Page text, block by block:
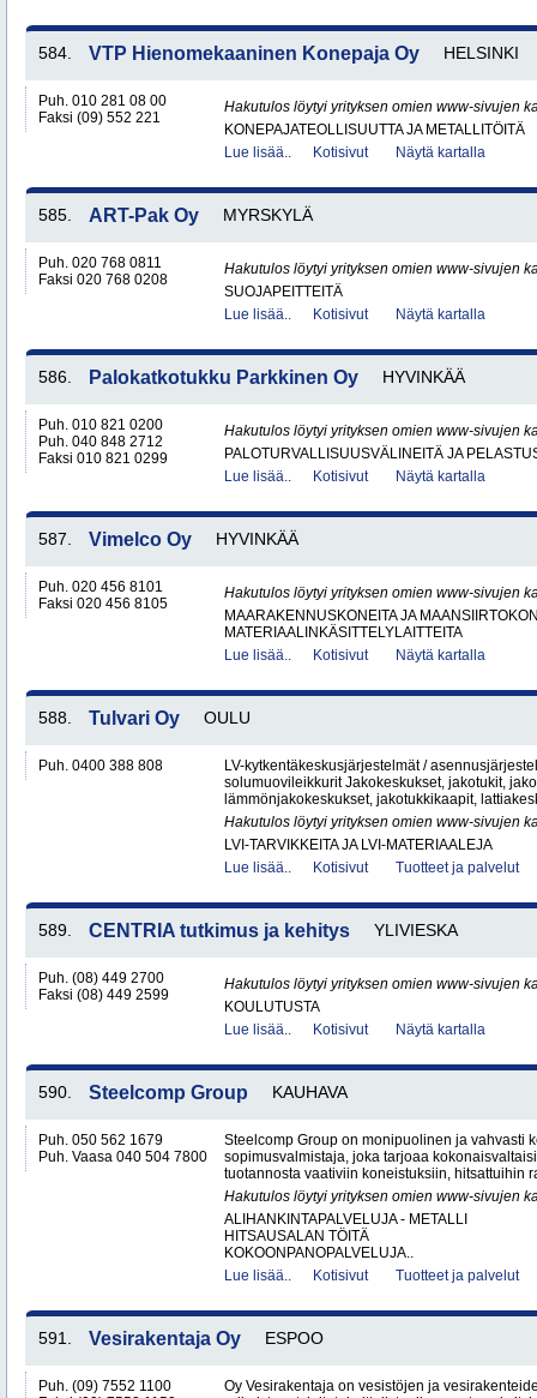
584. VTP Hienomekaaninen Konepaja Oy HELSINKI
Puh. 010 281 08 00
Faksi (09) 552 221
Hakutulos löytyi yrityksen omien www-sivujen
KONEPAJATEOLLISUUTTA JA METALLITÖITÄ
Lue lisää..
Kotisivut Näytä kartalla
585. ART-Pak Oy MYRSKYLÄ
Puh. 020 768 0811
Faksi 020 768 0208
Hakutulos löytyi yrityksen omien www-sivujen
SUOJAPEITTEITÄ
Lue lisää..
Kotisivut Näytä kartalla
586. Palokatkotukku Parkkinen Oy HYVINKÄÄ
Puh. 010 821 0200
Puh. 040 848 2712
Faksi 010 821 0299
Hakutulos löytyi yrityksen omien www-sivujen
PALOTURVALLISUUSVÄLINEITÄ JA
Lue lisää..
Kotisivut Näytä kartalla
587. Vimelco Oy HYVINKÄÄ
Puh. 020 456 8101
Faksi 020 456 8105
Hakutulos löytyi yrityksen omien www-sivujen
MAARAKENNUSKONEITA JA
MATERIAALINKÄSITTELYLAITTEITA
Lue lisää..
Kotisivut Näytä kartalla
588. Tulvari Oy OULU
Puh. 0400 388 808
LV-kytkentäkeskusjärjestelmät /
solumuovileikkurit Jakokeskukset, jakotukit,
lämmönjakokeskukset, jakotukkikaapit,
Hakutulos löytyi yrityksen omien www-sivujen
LVI-TARVIKKEITA JA LVI-MATERIAALEJA
Lue lisää..
Kotisivut Tuotteet ja palvelut
589. CENTRIA tutkimus ja kehitys YLIVIESKA
Puh. (08) 449 2700
Faksi (08) 449 2599
Hakutulos löytyi yrityksen omien www-sivujen
KOULUTUSTA
Lue lisää..
Kotisivut Näytä kartalla
590. Steelcomp Group KAUHAVA
Puh. 050 562 1679
Puh. Vaasa 040 504 7800
Steelcomp Group on monipuolinen ja vahvasti
sopimusvalmistaja, joka tarjoaa
tuotannosta vaativiin koneistuksiin, hitsattuihin
Hakutulos löytyi yrityksen omien www-sivujen
ALIHANKINTAPALVELUJA - METALLI
HITSAUSALAN TÖITÄ
KOKOONPANOPALVELUJA..
Lue lisää..
Kotisivut Tuotteet ja palvelut
591. Vesirakentaja Oy ESPOO
Puh. (09) 7552 1100
Oy Vesirakentaja on vesistöjen ja